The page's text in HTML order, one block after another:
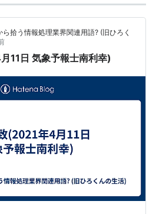
拾う情報処理業界関連用語? (旧ひろく
11日 気象予報士南利幸)